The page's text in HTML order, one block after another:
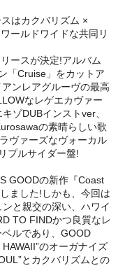
はカクバリズム ×
ールドワイドな共同リ
ースが決定!アルバム
「Cruise」をカットア
ンレアグルーヴの最高
なレゲエカヴァー
ゾDUBインストver、
の素晴らしい歌
ヴァーズなヴォーカル
プルサイダー盤!
GOODの新作『Coast
ました!しかも、今回は
と親交の深い、ハワイ
TO FINDかつ良質なレ
ルであり、GOOD
のオーガナイズ
とカクバリズムとの